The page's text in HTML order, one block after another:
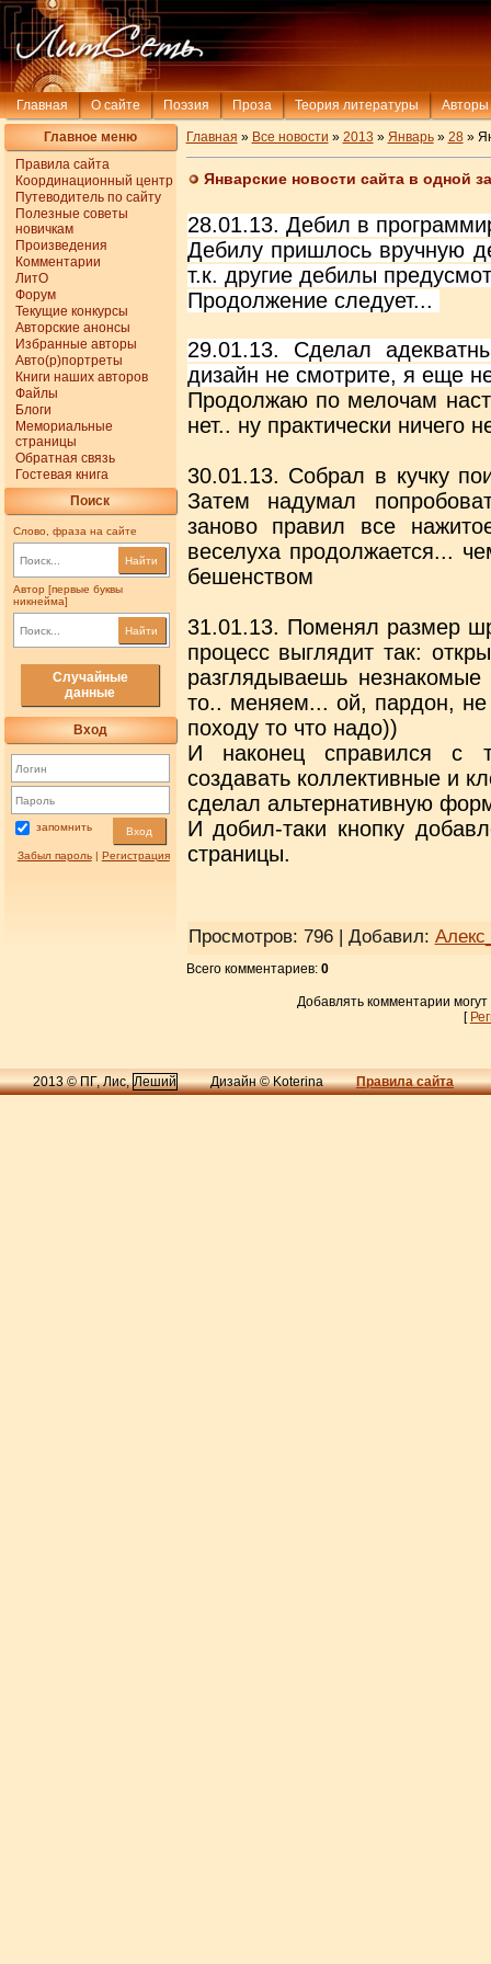
Главная О сайте Поэзия Проза Теория литературы Авторы
Главное меню
Правила сайта
Координационный центр
Путеводитель по сайту
Полезные советы
новичкам
Произведения
Комментарии
ЛитО
Форум
Текущие конкурсы
Авторские анонсы
Избранные авторы
Авто(р)портреты
Книги наших авторов
Файлы
Блоги
Мемориальные
страницы
Обратная связь
Гостевая книга
Поиск
Слово, фраза на сайте
Найти
Автор [первые буквы
никнейма]
Найти
Случайные
данные
Вход
запомнить Вход
Забыл пароль| Регистрация
Главная » Все новости » 2013 » Январь » 28 »
Январские новости сайта в одной
28.01.13. Дебил в
Дебилу пришлось вручную
т.к. другие дебилы
Продолжение следует...
29.01.13. Сделал
дизайн не смотрите, я еще
Продолжаю по мелочам
нет.. ну практически ничего
30.01.13. Собрал в кучку
Затем надумал
заново правил все
веселуха продолжается...
бешенством
31.01.13. Поменял размер
процесс выглядит так:
разглядываешь
то.. меняем... ой, пардон, не
походу то что надо))
И наконец справился с
создавать коллективные и
сделал альтернативную
И добил-таки кнопку
страницы.
Просмотров: 796 | Добавил:
Всего комментариев: 0
Добавлять комментарии
[
2013 © ПГ, Лис,Леший Дизайн © Koterina Правила сайта